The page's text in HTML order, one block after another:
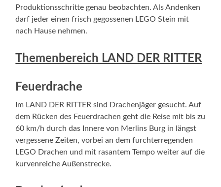
Produktionsschritte genau beobachten. Als Andenken
darf jeder einen frisch gegossenen LEGO Stein mit
nach Hause nehmen.
Themenbereich LAND DER RITTER
Feuerdrache
Im LAND DER RITTER sind Drachenjäger gesucht. Auf
dem Rücken des Feuerdrachen geht die Reise mit bis zu
60 km/h durch das Innere von Merlins Burg in längst
vergessene Zeiten, vorbei an dem furchterregenden
LEGO Drachen und mit rasantem Tempo weiter auf die
kurvenreiche Außenstrecke.